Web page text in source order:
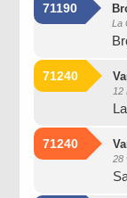
71190
La
71240
12
71240
28